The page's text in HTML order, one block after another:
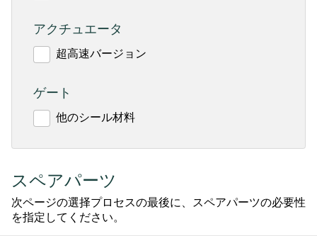
アクチュエータ
超高速バージョン
ゲート
他のシール材料
スペアパーツ
次ページの選择プロセスの最後に、スペアパーツの必要性
を指定してください。